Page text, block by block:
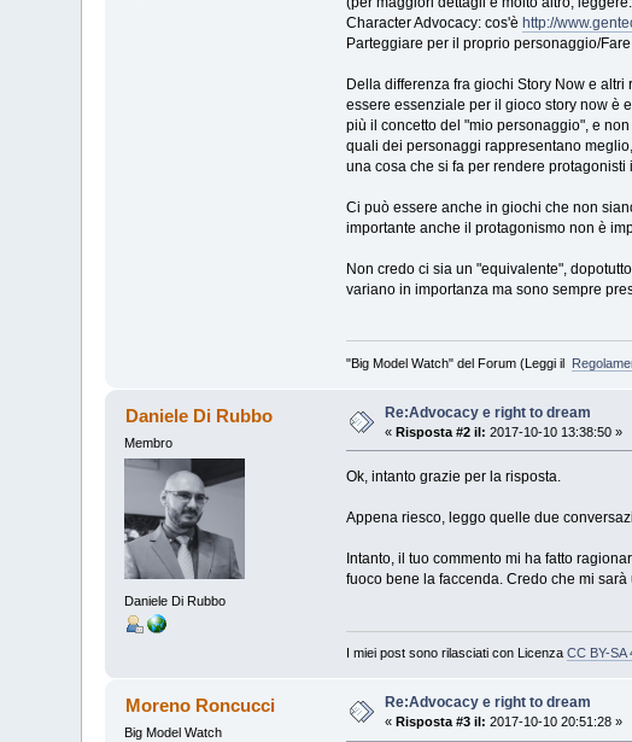
Character Advocacy: cos'è http://
Parteggiare per il proprio personaggio/
Della differenza fra giochi Story Now e
essere essenziale per il gioco story now è
più il concetto del "mio personaggio", e
quali dei personaggi rappresentano
una cosa che si fa per rendere
Ci può essere anche in giochi che non
importante anche il protagonismo non è
Non credo ci sia un "equivalente",
variano in importanza ma sono sempre
"Big Model Watch" del Forum (Leggi il
Daniele Di Rubbo
Membro
Daniele Di Rubbo
Re:Advocacy e right to dream
«Risposta #2 il: 2017-10-10 13:38:50 »
Ok, intanto grazie per la risposta.
Appena riesco, leggo quelle due
Intanto, il tuo commento mi ha fatto
fuoco bene la faccenda. Credo che mi
I miei post sono rilasciati con Licenza CC BY-SA
Moreno Roncucci
Big Model Watch
Re:Advocacy e right to dream
« Risposta #3 il: 2017-10-10 20:51:28 »